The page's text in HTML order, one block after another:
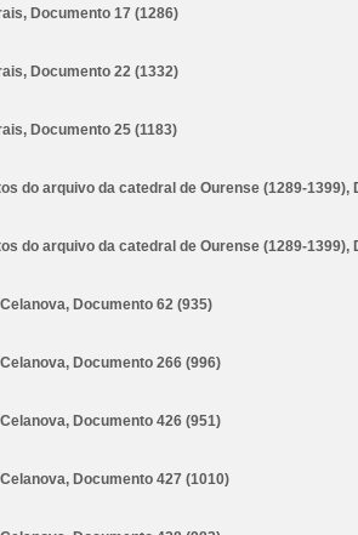
Documento 17 (1286)
Documento 22 (1332)
Documento 25 (1183)
do arquivo da catedral de Ourense (1289-1399),
do arquivo da catedral de Ourense (1289-1399),
Documento 62 (935)
Documento 266 (996)
Documento 426 (951)
Documento 427 (1010)